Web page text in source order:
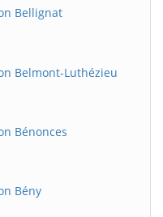
Bellignat
Belmont-Luthézieu
Bénonces
Bény